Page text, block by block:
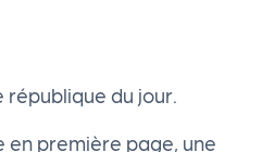
république du jour.
en première page, une